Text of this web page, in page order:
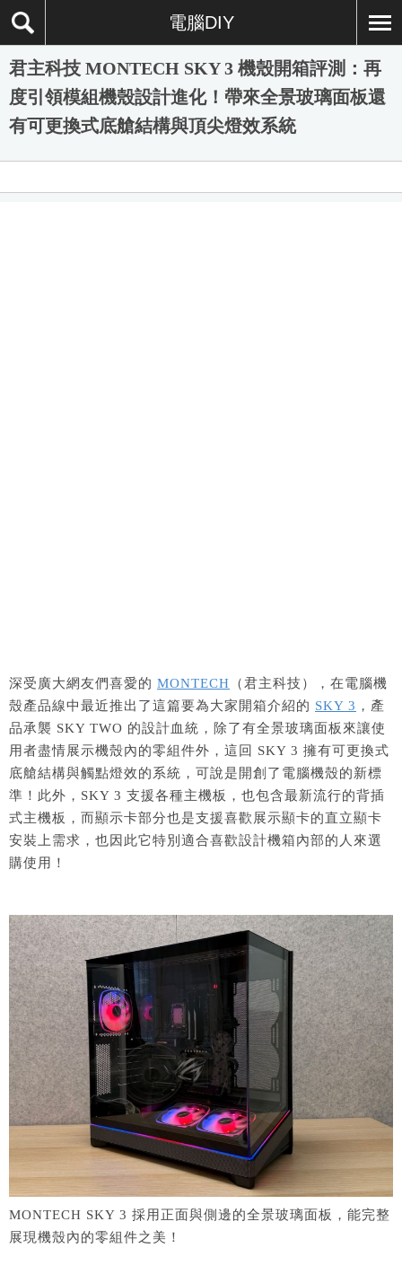
電腦DIY
君主科技 MONTECH SKY 3 機殼開箱評測：再
度引領模組機殼設計進化！帶來全景玻璃面板還
有可更換式底艙結構與頂尖燈效系統
深受廣大網友們喜愛的 MONTECH （君主科技），在電腦機
殼產品線中最近推出了這篇要為大家開箱介紹的 SKY 3 ，產
品承襲 SKY TWO 的設計血統，除了有全景玻璃面板來讓使
用者盡情展示機殼內的零組件外，這回 SKY 3 擁有可更換式
底艙結構與觸點燈效的系統，可說是開創了電腦機殼的新標
準！此外，SKY 3 支援各種主機板，也包含最新流行的背插
式主機板，而顯示卡部分也是支援喜歡展示顯卡的直立顯卡
安裝上需求，也因此它特別適合喜歡設計機箱內部的人來選
購使用！
MONTECH SKY 3 採用正面與側邊的全景玻璃面板，能完整
展現機殼內的零組件之美！